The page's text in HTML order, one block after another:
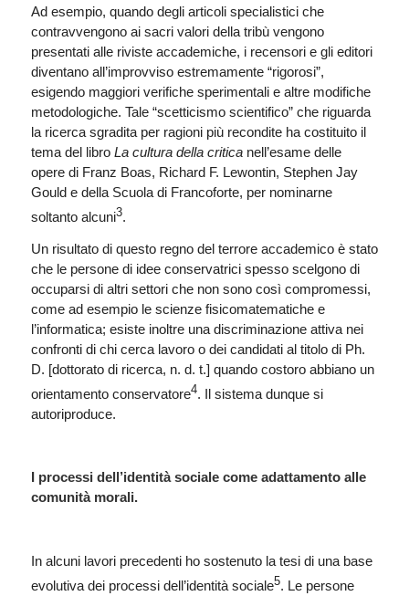
Ad esempio, quando degli articoli specialistici che
contravvengono ai sacri valori della tribù vengono
presentati alle riviste accademiche, i recensori e gli editori
diventano all’improvviso estremamente “rigorosi”,
esigendo maggiori verifiche sperimentali e altre modifiche
metodologiche. Tale “scetticismo scientifico” che riguarda
la ricerca sgradita per ragioni più recondite ha costituito il
tema del libro La cultura della criticanell’esame delle
opere di Franz Boas, Richard F. Lewontin, Stephen Jay
Gould e della Scuola di Francoforte, per nominarne
soltanto alcuni3.
Un risultato di questo regno del terrore accademico è stato
che le persone di idee conservatrici spesso scelgono di
occuparsi di altri settori che non sono così compromessi,
come ad esempio le scienze fisicomatematiche e
l’informatica; esiste inoltre una discriminazione attiva nei
confronti di chi cerca lavoro o dei candidati al titolo di Ph.
D. [dottorato di ricerca, n. d. t.] quando costoro abbiano un
orientamento conservatore4. Il sistema dunque si
autoriproduce.
I processi dell’identità sociale come adattamento alle
comunità morali.
In alcuni lavori precedenti ho sostenuto la tesi di una base
evolutiva dei processi dell’identità sociale5. Le persone